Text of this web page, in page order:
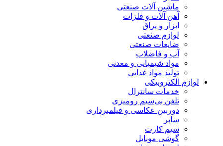
ماشین آلات صنعتی
آهن آلات و فلزات
ابزار و یراق
لوازم صنعتی
ضایعات صنعتی
آب و فاضلاب
مواد شیمیایی و معدنی
تولید مواد غذایی
لوازم الکترونیکی
خدمات سانترال
تلفن بی‌سیم رومیزی
دوربین عکاسی و فیلمبرداری
سایر
سیم کارت
گوشی موبایل